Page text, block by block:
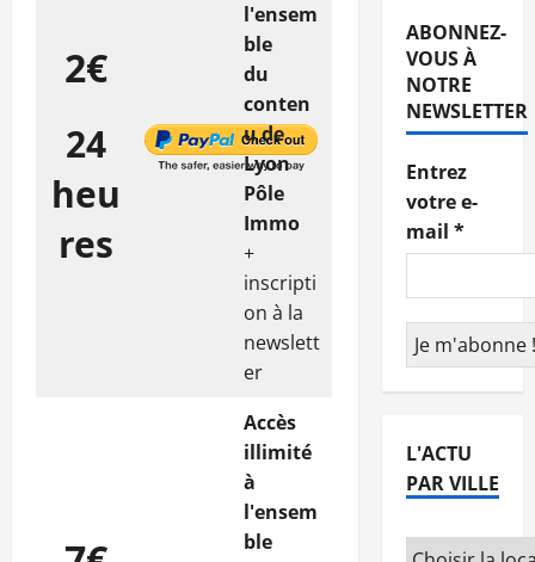
2€
24
heu
res
l'ensem
ble
du
conten
u de
Lyon
Pôle
Immo
+
inscripti
on à la
newslett
er
Accès
illimité
à
l'ensem
ble
ABONNEZ-
VOUS À
NOTRE
NEWSLETTER
Entrez
votre e-
mail *
L'ACTU
PAR VILLE